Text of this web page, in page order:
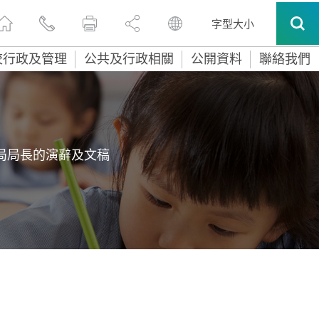
字型大小
政及管理 公共及行政相關 公開資料 聯絡我們
局長的演辭及文稿